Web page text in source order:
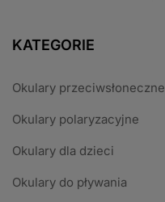
KATEGORIE
Okulary przeciwsłoneczne
Okulary polaryzacyjne
Okulary dla dzieci
Okulary do pływania